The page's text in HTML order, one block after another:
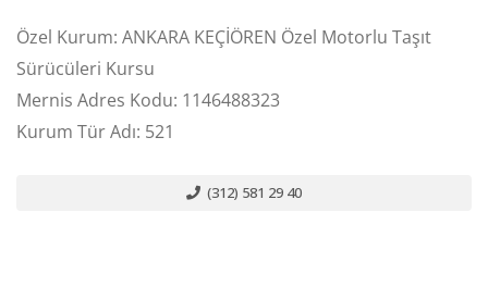
Özel Kurum: ANKARA KEÇİÖREN Özel Motorlu Taşıt
Sürücüleri Kursu
Mernis Adres Kodu: 1146488323
Kurum Tür Adı: 521
(312) 581 29 40